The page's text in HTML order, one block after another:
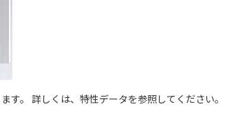
。 詳しくは、特性データを参照してください。